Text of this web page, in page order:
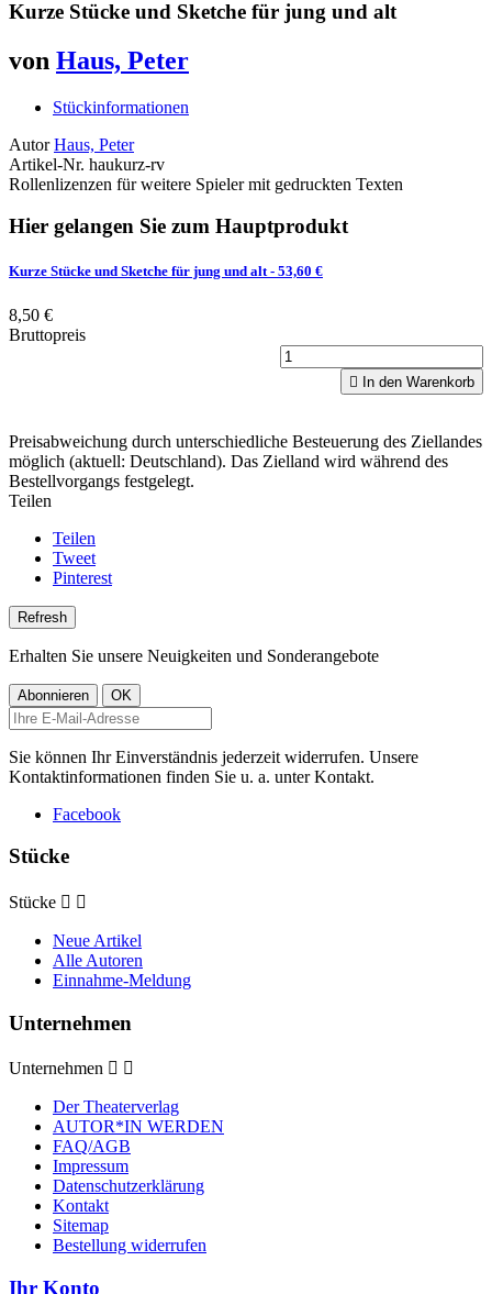
Kurze Stücke und Sketche für jung und alt
von Haus, Peter
Stückinformationen
Autor Haus, Peter
Artikel-Nr. haukurz-rv
Rollenlizenzen für weitere Spieler mit gedruckten Texten
Hier gelangen Sie zum Hauptprodukt
Kurze Stücke und Sketche für jung und alt- 53,60 €
8,50 €
Bruttopreis
 In den Warenkorb
Preisabweichung durch unterschiedliche Besteuerung des Ziellandes
möglich (aktuell: Deutschland). Das Zielland wird während des
Bestellvorgangs festgelegt.
Teilen
Teilen
Tweet
Pinterest
Erhalten Sie unsere Neuigkeiten und Sonderangebote
Sie können Ihr Einverständnis jederzeit widerrufen. Unsere
Kontaktinformationen finden Sie u. a. unter Kontakt.
Facebook
Stücke
Stücke  
Neue Artikel
Alle Autoren
Einnahme-Meldung
Unternehmen
Unternehmen  
Der Theaterverlag
AUTOR*IN WERDEN
FAQ/AGB
Impressum
Datenschutzerklärung
Kontakt
Sitemap
Bestellung widerrufen
Ihr Konto